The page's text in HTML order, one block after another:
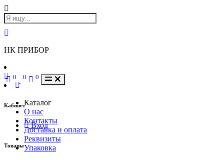
НК ПРИБОР
Кабинет
Вход
Товары
0 0 0
Каталог
О нас
Контакты
Доставка и оплата
Реквизиты
Упаковка